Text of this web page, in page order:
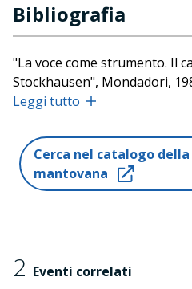
Bibliografia
"La voce come strumento. Il
Stockhausen", Mondadori,
"Lohengrin alla Scala. Origine
"Carmen di Georges Bizet.
1984
"Carlo Maria Giulini", Edizioni
Nardini Editore, 2011
Leggi tutto
Cerca nel catalogo
mantovana
2 Eventi correlati